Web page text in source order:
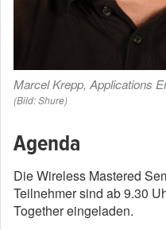
Marcel Krepp, Applications
(Bild: Shure)
Agenda
Die Wireless Mastered
Teilnehmer sind ab 9.30
Together eingeladen.